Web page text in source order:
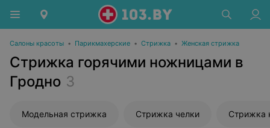
Салоны красоты • Парикмахерские • Стрижка • Женская стрижка
Стрижка горячими ножницами в
Гродно 3
Модельная стрижка Стрижка челки Стрижка